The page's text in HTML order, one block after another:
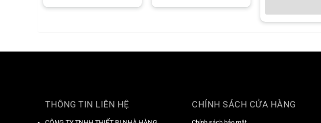
THÔNG TIN LIÊN HỆ CHÍNH SÁCH CỬA HÀNG